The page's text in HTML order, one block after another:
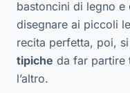
bastoncini di legno
disegnare ai piccoli
recita perfetta, poi,
tipiche da far partire
l’altro.